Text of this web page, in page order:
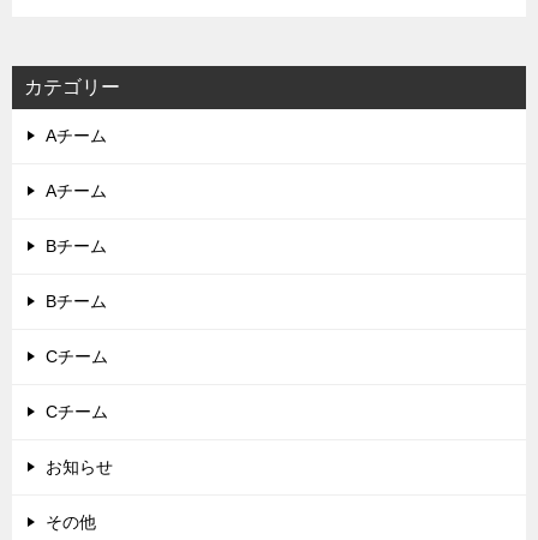
カテゴリー
Aチーム
Aチーム
Bチーム
Bチーム
Cチーム
Cチーム
お知らせ
その他